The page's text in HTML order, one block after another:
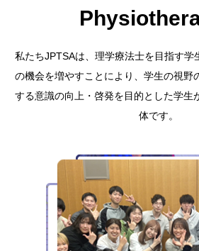
私たちJPTSAは、理学療法士を目指す学
の機会を増やすことにより、学生の視野
する意識の向上・啓発を目的とした学生
体です。